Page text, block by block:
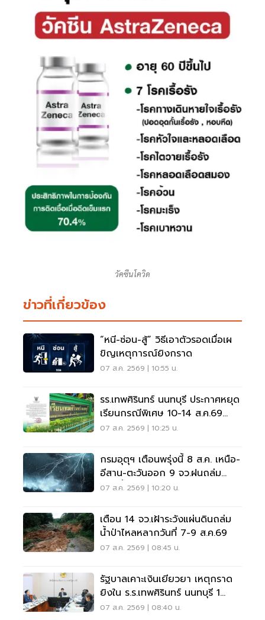
วัคซีนโควิด
ข่าวที่เกี่ยวข้อง
“หนี-ซ่อน-สู้” วิธีเอาตัวรอดเมื่อเผ
ขิญเหตุการณ์ยิงกราด
07 ส.ค. 2569 | 10:55 น.
รร.เทพศิรินทร์ นนทบุรี ประกาศหยุด
เรียนกรณีพิเศษ 10-14 ส.ค.69
หลังเหตุกราดยิง
07 ส.ค. 2569 | 10:25 น.
กรมอุตุฯ เตือนพรุ่งนี้ 8 ส.ค. เหนือ-
อีสาน-ตะวันออก 9 จว.ฝนถล่ม
ระวังน้ำท่วมฉับพลัน
07 ส.ค. 2569 | 10:20 น.
เตือน 14 จว.เฝ้าระวังแผ่นดินถล่ม
น้ำป่าไหลหลากวันที่ 7-9 ส.ค.69
07 ส.ค. 2569 | 08:45 น.
รัฐบาลเคาะเงินเยียวยา เหตุกราด
ยิงใน ร.ร.เทพศิรินทร์ นนทบุรี 1
แสน-1ล้าน
07 ส.ค. 2569 | 08:40 น.